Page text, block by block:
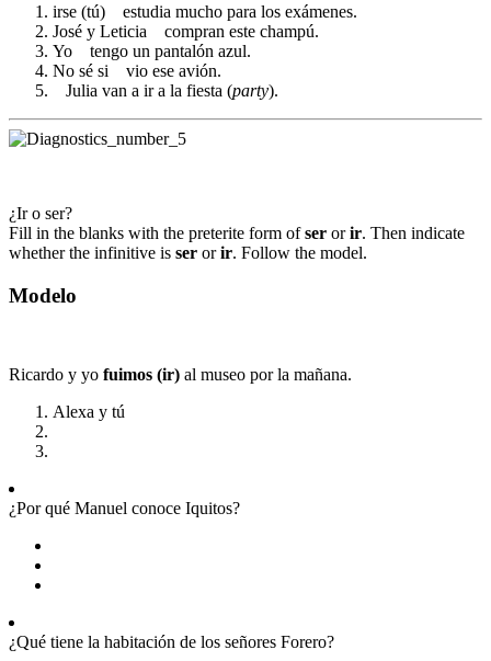
irse (tú) estudia mucho para los exámenes.
José y Leticia compran este champú.
Yo tengo un pantalón azul.
No sé si vio ese avión.
Julia van a ir a la fiesta (party).
¿Ir o ser?
Fill in the blanks with the preterite form ofser orir. Then indicate
whether the infinitive is ser orir. Follow the model.
Modelo
Ricardo y yo fuimos (ir) al museo por la mañana.
Alexa y tú
¿Por qué Manuel conoce Iquitos?
¿Qué tiene la habitación de los señores Forero?